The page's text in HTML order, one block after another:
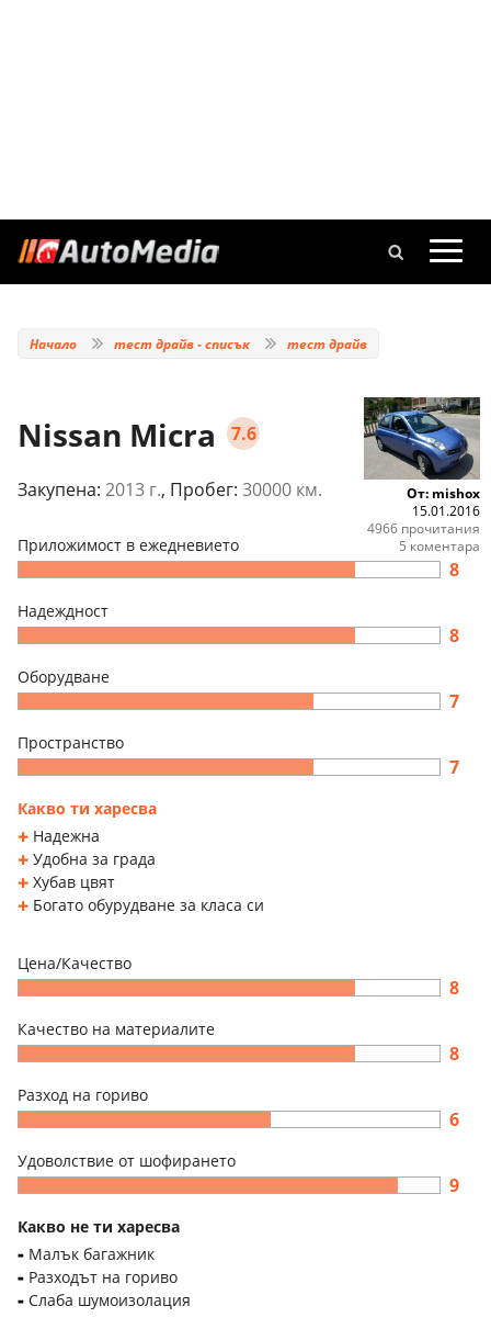
Начало тест драйв - списък тест драйв
Nissan Micra 7.6
Закупена: 2013 г., Пробег: 30000 км.
Приложимост в ежедневието
8
Надеждност
8
Оборудване
7
Пространство
7
Какво ти харесва
Надежна
Удобна за града
Хубав цвят
Богато обурудване за класа си
Цена/Качество
8
Качество на материалите
8
Разход на гориво
6
Удоволствие от шофирането
9
Какво не ти харесва
Малък багажник
Разходът на гориво
Слаба шумоизолация
От: mishox
15.01.2016
4966 прочитания
5 коментара